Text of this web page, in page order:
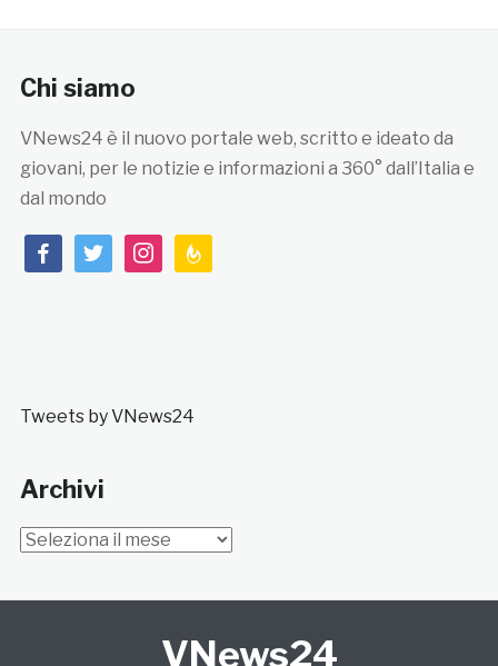
Chi siamo
VNews24 è il nuovo portale web, scritto e ideato da
giovani, per le notizie e informazioni a 360° dall’Italia e
dal mondo
facebooktwitterinstagramfeedburner
Tweets by VNews24
Archivi
Archivi
VNews24